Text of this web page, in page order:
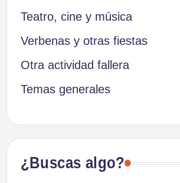
Teatro, cine y música
Verbenas y otras fiestas
Otra actividad fallera
Temas generales
¿Buscas algo?